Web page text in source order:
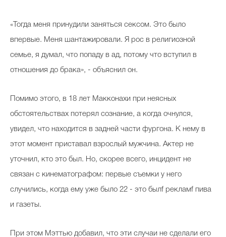
«Тогда меня принудили заняться сексом. Это было
впервые. Меня шантажировали. Я рос в религиозной
семье, я думал, что попаду в ад, потому что вступил в
отношения до брака», - объяснил он.
Помимо этого, в 18 лет Макконахи при неясных
обстоятельствах потерял сознание, а когда очнулся,
увидел, что находится в задней части фургона. К нему в
этот момент приставал взрослый мужчина. Актер не
уточнил, кто это был. Но, скорее всего, инцидент не
связан с кинематографом: первые съемки у него
случились, когда ему уже было 22 - это былf рекламf пива
и газеты.
При этом Мэттью добавил, что эти случаи не сделали его